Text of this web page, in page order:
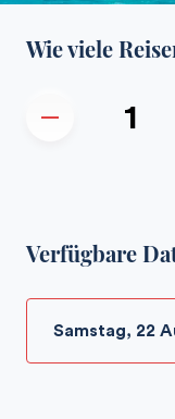
Wie viele
Verfügbare
Samstag, 22